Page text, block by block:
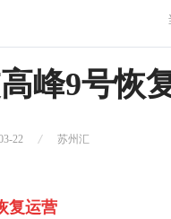
峰9号恢
22 苏州汇
复运营